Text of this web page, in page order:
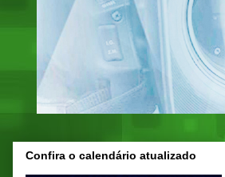
Confira o calendário atualizado